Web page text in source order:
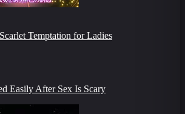
Temptation for Ladies
Easily After Sex Is Scary